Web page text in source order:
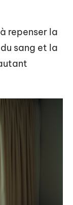
repenser la
sang et la